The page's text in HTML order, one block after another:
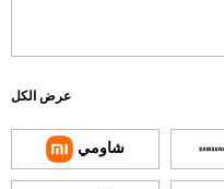
عرض الكل
شاومي